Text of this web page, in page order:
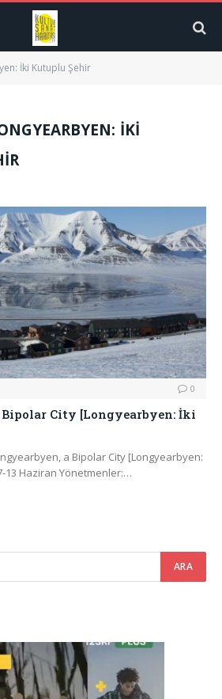
İki Kutuplu Şehir
İKI
0
City [Longyearbyen: İki
a Bipolar City [Longyearbyen:
13 Haziran Yönetmenler:…